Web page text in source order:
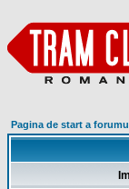
Pagina de start a